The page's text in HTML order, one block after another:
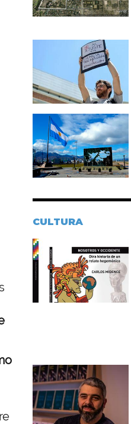
Imagen
CULTURA
Imagen
Imagen